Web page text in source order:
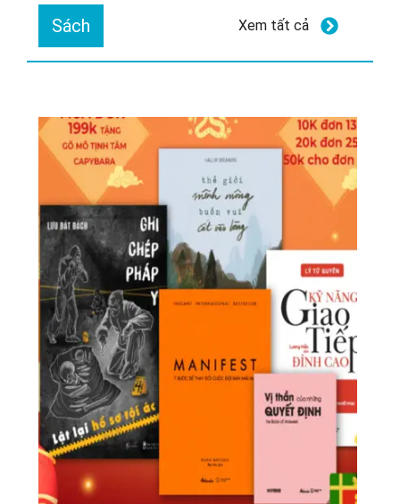
Sách Xem tất cả